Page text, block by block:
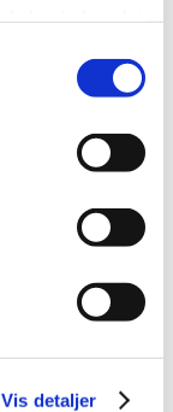
Vis detaljer